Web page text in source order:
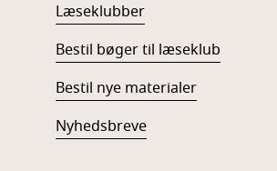
Læseklubber
Bestil bøger til læseklub
Bestil nye materialer
Nyhedsbreve